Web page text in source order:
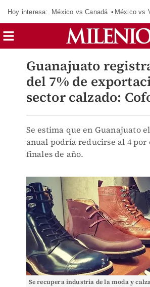
Hoy interesa: México vs Canadá México vs
Guanajuato
del 7% de
sector calzado:
Se estima que en Guanajuato
anual podría reducirse al 4 por
finales de año.
Se recupera industria de la moda y